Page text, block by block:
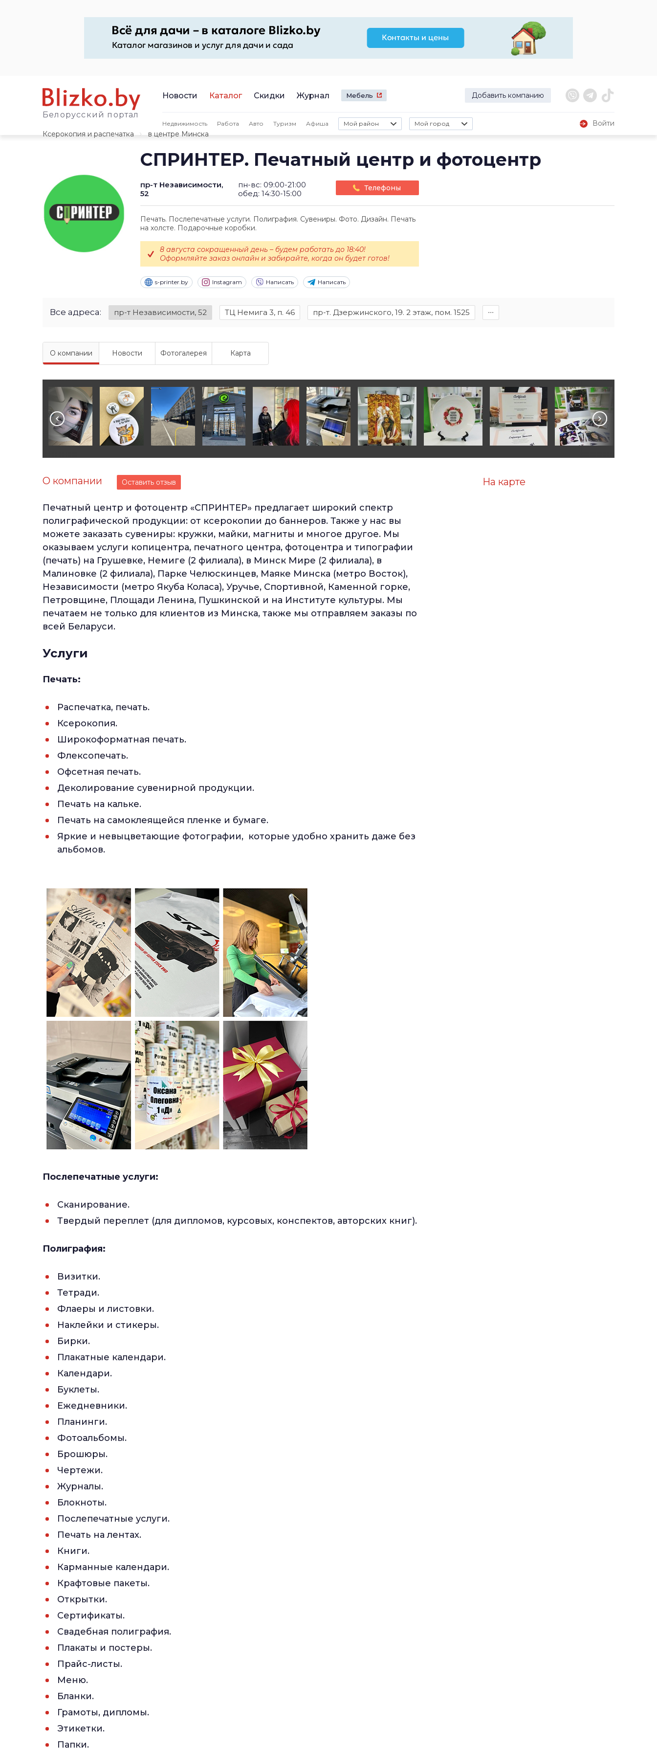
Белорусский портал
Новости Каталог Скидки Журнал Мебель Добавить компанию
Недвижимость Работа Авто Туризм Афиша Мой район Мой город
Войти
Ксерокопия и распечатка
в центре Минска
СПРИНТЕР. Печатный центр и фотоцентр
пр-т Независимости,
52
пн-вс: 09:00-21:00
обед: 14:30-15:00
Телефоны
Печать. Послепечатные услуги. Полиграфия. Сувениры. Фото. Дизайн. Печать
на холсте. Подарочные коробки.
8 августа сокращенный день – будем работать до 18:40!
Оформляйте заказ онлайн и забирайте, когда он будет готов!
s-printer.by Instagram Написать Написать
Все адреса: пр-т Независимости, 52 ТЦ Немига 3, п. 46 пр-т. Дзержинского, 19. 2 этаж, пом. 1525 ∙∙∙
О компании Новости Фотогалерея Карта
О компании Оставить отзыв
Печатный центр и фотоцентр «СПРИНТЕР» предлагает широкий спектр
полиграфической продукции: от ксерокопии до баннеров. Также у нас вы
можете заказать сувениры: кружки, майки, магниты и многое другое. Мы
оказываем услуги копицентра, печатного центра, фотоцентра и типографии
(печать) на Грушевке, Немиге (2 филиала), в Минск Мире (2 филиала), в
Малиновке (2 филиала), Парке Челюскинцев, Маяке Минска (метро Восток),
Независимости (метро Якуба Коласа), Уручье, Спортивной, Каменной горке,
Петровщине, Площади Ленина, Пушкинской и на Институте культуры. Мы
печатаем не только для клиентов из Минска, также мы отправляем заказы по
всей Беларуси.
Услуги
Печать:
Распечатка, печать.
Ксерокопия.
Широкоформатная печать.
Флексопечать.
Офсетная печать.
Деколирование сувенирной продукции.
Печать на кальке.
Печать на самоклеящейся пленке и бумаге.
Яркие и невыцветающие фотографии, которые удобно хранить даже без
альбомов.
Послепечатные услуги:
Сканирование.
Твердый переплет (для дипломов, курсовых, конспектов, авторских книг).
Полиграфия:
Визитки.
Тетради.
Флаеры и листовки.
Наклейки и стикеры.
Бирки.
Плакатные календари.
Календари.
Буклеты.
Ежедневники.
Планинги.
Фотоальбомы.
Брошюры.
Чертежи.
Журналы.
Блокноты.
Послепечатные услуги.
Печать на лентах.
Книги.
Карманные календари.
Крафтовые пакеты.
Открытки.
Сертификаты.
Свадебная полиграфия.
Плакаты и постеры.
Прайс-листы.
Меню.
Бланки.
Грамоты, дипломы.
Этикетки.
Папки.
На карте